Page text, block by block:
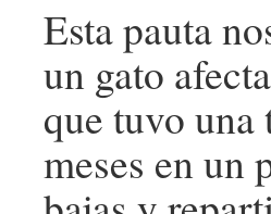
Esta pauta
un gato
que tuvo una
meses en un